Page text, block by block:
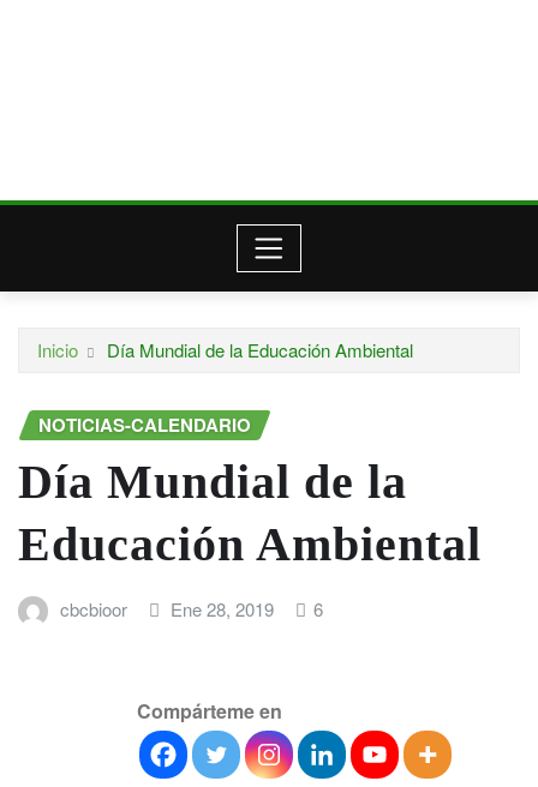
Inicio Día Mundial de la Educación Ambiental
NOTICIAS-CALENDARIO
Día Mundial de la
Educación Ambiental
cbcbioor Ene 28, 2019 6
Compárteme en